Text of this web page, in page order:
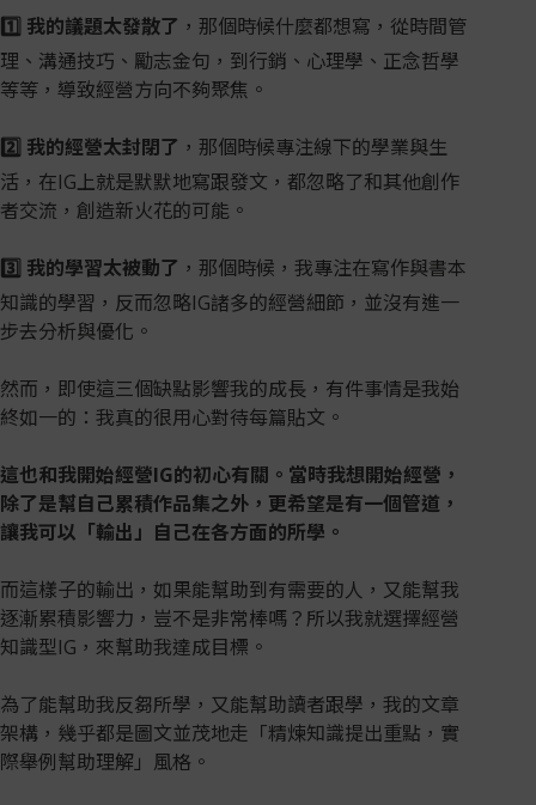
1️⃣ 我的議題太發散了 ，那個時候什麼都想寫，從時間管
理、溝通技巧、勵志金句，到行銷、心理學、正念哲學
等等，導致經營方向不夠聚焦。
2️⃣ 我的經營太封閉了 ，那個時候專注線下的學業與生
活，在IG上就是默默地寫跟發文，都忽略了和其他創作
者交流，創造新火花的可能。
3️⃣ 我的學習太被動了 ，那個時候，我專注在寫作與書本
知識的學習，反而忽略IG諸多的經營細節，並沒有進一
步去分析與優化。
然而，即使這三個缺點影響我的成長，有件事情是我始
終如一的：我真的很用心對待每篇貼文。
這也和我開始經營IG的初心有關。當時我想開始經營，
除了是幫自己累積作品集之外，更希望是有一個管道，
讓我可以「輸出」自己在各方面的所學。
而這樣子的輸出，如果能幫助到有需要的人，又能幫我
逐漸累積影響力，豈不是非常棒嗎？所以我就選擇經營
知識型IG，來幫助我達成目標。
為了能幫助我反芻所學，又能幫助讀者跟學，我的文章
架構，幾乎都是圖文並茂地走「精煉知識提出重點，實
際舉例幫助理解」風格。